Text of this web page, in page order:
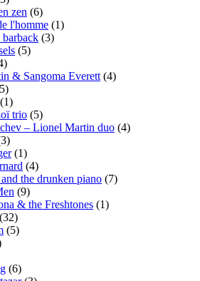
zen (6)
l'homme (1)
barback (3)
(5)
& Sangoma Everett (4)
(1)
trio (5)
– Lionel Martin duo (4)
(1)
(4)
the drunken piano (7)
(9)
& the Freshtones (1)
(32)
(5)
(6)